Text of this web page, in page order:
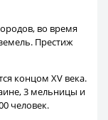
во время
Престиж
концом XV века.
3 мельницы и
человек.